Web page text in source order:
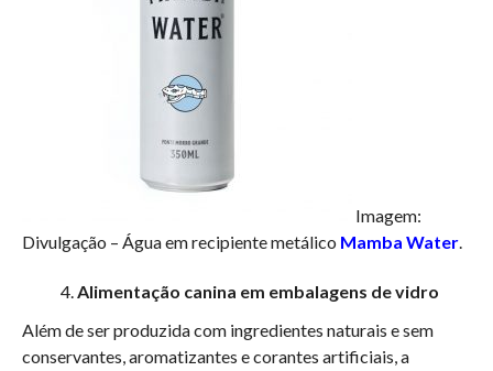
Imagem:
Divulgação – Água em recipiente metálico Mamba Water.
Alimentação canina em embalagens de vidro
Além de ser produzida com ingredientes naturais e sem
conservantes, aromatizantes e corantes artificiais, a